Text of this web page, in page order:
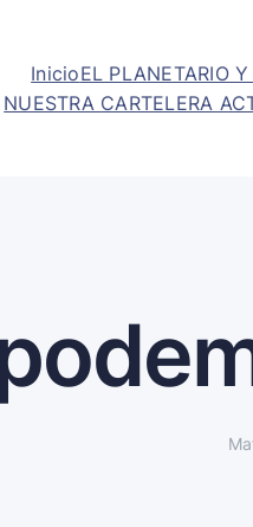
InicioEL PLANETARIO
NUESTRA CARTELERA